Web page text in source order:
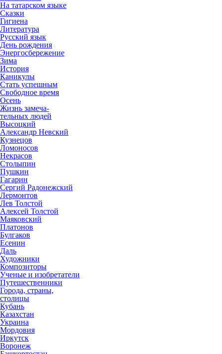
На татарском языке
Сказки
Гигиена
Литература
Русский язык
День рождения
Энергосбережение
Зима
История
Каникулы
Стать успешным
Свободное время
Осень
Жизнь замеча-
тельных людей
Высоцкий
Александр Невский
Кузнецов
Ломоносов
Некрасов
Столыпин
Пушкин
Гагарин
Сергий Радонежский
Лермонтов
Лев Толстой
Алексей Толстой
Маяковский
Платонов
Булгаков
Есенин
Даль
Художники
Композиторы
Ученые и изобретатели
Путешественники
Города, страны,
столицы
Кубань
Казахстан
Украина
Мордовия
Иркутск
Воронеж